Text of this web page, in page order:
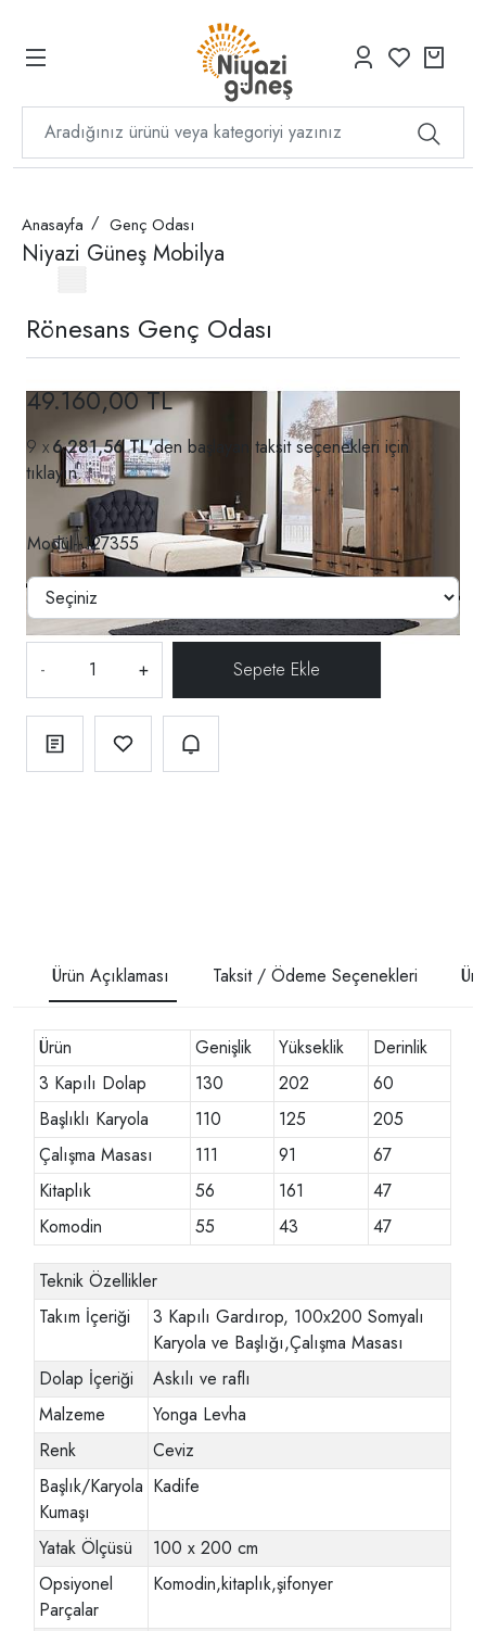
Anasayfa Genç Odası
Niyazi Güneş Mobilya
Rönesans Genç Odası
49.160,00 TL
6.281,56 TL'den başlayan taksit seçenekleri için
tıklayın.
Modül--127355
- +
Ürün Açıklaması Taksit / Ödeme Seçenekleri
Ürün Genişlik Yükseklik
Derinlik
3 Kapılı Dolap
130 202
60
Başlıklı Karyola
110 125
205
Çalışma Masası
111 91
67
Kitaplık
56 161
47
Komodin
55 43 47
Teknik Özellikler
Takım İçeriği
3 Kapılı Gardırop, 100x200 Somyalı
Karyola ve Başlığı,Çalışma Masası
Dolap İçeriği
Askılı ve raflı
Malzeme
Yonga Levha
Renk
Ceviz
Başlık/Karyola
Kumaşı
Kadife
Yatak Ölçüsü
100 x 200 cm
Opsiyonel
Parçalar
Komodin,kitaplık,şifonyer